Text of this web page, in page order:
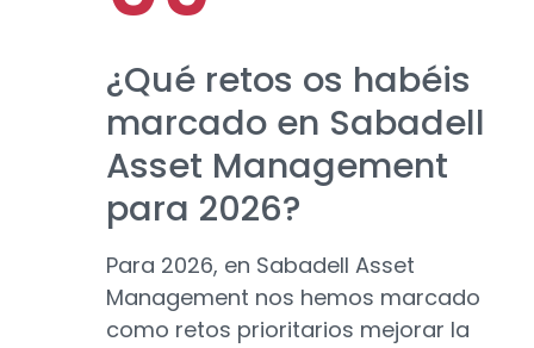
¿Qué retos os habéis
marcado en Sabadell
Asset Management
para 2026?
Para 2026, en Sabadell Asset
Management nos hemos marcado
como retos prioritarios mejorar la